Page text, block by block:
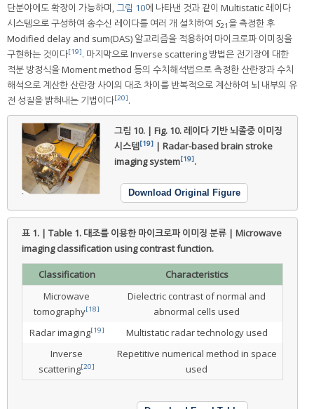
단분야에도 확장이 가능하며,그림 10에 나타낸 것과 같이 Multistatic 레이다
시스템으로 구성하여 송수신 레이다를 여러 개 설치하여 S21을 측정한 후
Modified delay and sum(DAS) 알고리즘을 적용하여 마이크로파 이미징을
구현하는 것이다[19]. 마지막으로 Inverse scattering 방법은 전기장에 대한
적분 방정식을 Moment method 등의 수치해석법으로 측정한 산란장과 수치
해석으로 계산한 산란장 사이의 대조 차이를 반복적으로 계산하여 뇌 내부의 유
전 성질을 밝혀내는 기법이다[20].
그림 10. | Fig. 10.레이다 기반 뇌졸중 이미징
시스템[19]| Radar-based brain stroke
imaging system[19].
Download Original Figure
표 1. | Table 1. 대조를 이용한 마이크로파 이미징 분류 | Microwave
imaging classification using contrast function.
Classification
Characteristics
Microwave
tomography[18]
Dielectric contrast of normal and
abnormal cells used
Radar imaging[19]
Multistatic radar technology used
Inverse
scattering[20]
Repetitive numerical method in space
used